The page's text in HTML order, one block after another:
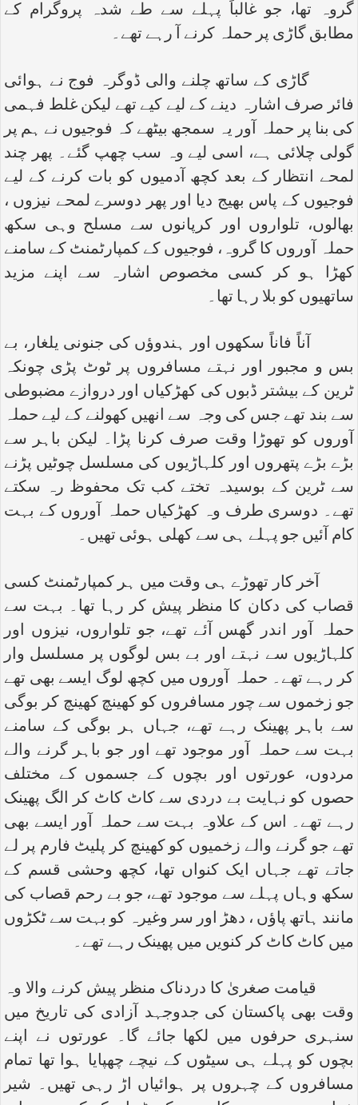
گروہ تھا، جو غالباً پہلے سے طے شدہ پروگرام کے
مطابق گاڑی پر حملہ کرنے آ رہے تھے۔
گاڑی کے ساتھ چلنے والی ڈوگرہ فوج نے ہوائی
فائر صرف اشارہ دینے کے لیے کیے تھے لیکن غلط فہمی
کی بنا پر حملہ آور یہ سمجھ بیٹھے کہ فوجیوں نے ہم پر
گولی چلائی ہے، اسی لیے وہ سب چھپ گئے۔ پھر چند
لمحے انتظار کے بعد کچھ آدمیوں کو بات کرنے کے لیے
فوجیوں کے پاس بھیج دیا اور پھر دوسرے لمحے نیزوں ،
بھالوں، تلواروں اور کرپانوں سے مسلح وہی سکھ
حملہ آوروں کا گروہ، فوجیوں کے کمپارٹمنٹ کے سامنے
کھڑا ہو کر کسی مخصوص اشارہ سے اپنے مزید
ساتھیوں کو بلا رہا تھا۔
آناً فاناً سکھوں اور ہندوؤں کی جنونی یلغار، بے
بس و مجبور اور نہتے مسافروں پر ٹوٹ پڑی چونکہ
ٹرین کے بیشتر ڈبوں کی کھڑکیاں اور دروازے مضبوطی
سے بند تھے جس کی وجہ سے انھیں کھولنے کے لیے حملہ
آوروں کو تھوڑا وقت صرف کرنا پڑا۔ لیکن باہر سے
بڑے بڑے پتھروں اور کلہاڑیوں کی مسلسل چوٹیں پڑنے
سے ٹرین کے بوسیدہ تختے کب تک محفوظ رہ سکتے
تھے۔ دوسری طرف وہ کھڑکیاں حملہ آوروں کے بہت
کام آئیں جو پہلے ہی سے کھلی ہوئی تھیں۔
آخر کار تھوڑے ہی وقت میں ہر کمپارٹمنٹ کسی
قصاب کی دکان کا منظر پیش کر رہا تھا۔ بہت سے
حملہ آور اندر گھس آئے تھے، جو تلواروں، نیزوں اور
کلہاڑیوں سے نہتے اور بے بس لوگوں پر مسلسل وار
کر رہے تھے۔ حملہ آوروں میں کچھ لوگ ایسے بھی تھے
جو زخموں سے چور مسافروں کو کھینچ کھینچ کر بوگی
سے باہر پھینک رہے تھے، جہاں ہر بوگی کے سامنے
بہت سے حملہ آور موجود تھے اور جو باہر گرنے والے
مردوں، عورتوں اور بچوں کے جسموں کے مختلف
حصوں کو نہایت بے دردی سے کاٹ کاٹ کر الگ پھینک
رہے تھے۔ اس کے علاوہ بہت سے حملہ آور ایسے بھی
تھے جو گرنے والے زخمیوں کو کھینچ کر پلیٹ فارم پر لے
جاتے تھے جہاں ایک کنواں تھا، کچھ وحشی قسم کے
سکھ وہاں پہلے سے موجود تھے، جو بے رحم قصاب کی
مانند ہاتھ پاؤں ، دھڑ اور سر وغیرہ کو بہت سے ٹکڑوں
میں کاٹ کاٹ کر کنویں میں پھینک رہے تھے۔
قیامت صغریٰ کا دردناک منظر پیش کرنے والا وہ
وقت بھی پاکستان کی جدوجہد آزادی کی تاریخ میں
سنہری حرفوں میں لکھا جائے گا۔ عورتوں نے اپنے
بچوں کو پہلے ہی سیٹوں کے نیچے چھپایا ہوا تھا تمام
مسافروں کے چہروں پر ہوائیاں اڑ رہی تھیں۔ شیر